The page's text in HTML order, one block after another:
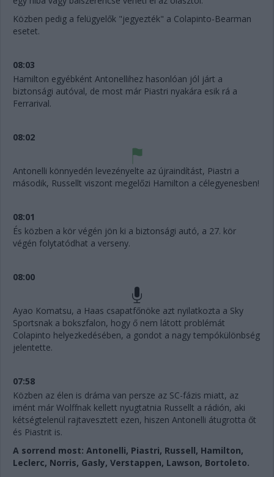
Közben pedig a felügyelők "jegyezték" a Colapinto-Bearman
esetet.
08:03
Hamilton egyébként Antonellihez hasonlóan jól járt a
biztonsági autóval, de most már Piastri nyakára esik rá a
Ferrarival.
08:02
Antonelli könnyedén levezényelte az újraindítást, Piastri a
második, Russellt viszont megelőzi Hamilton a célegyenesben!
08:01
És közben a kör végén jön ki a biztonsági autó, a 27. kör
végén folytatódhat a verseny.
08:00
Ayao Komatsu, a Haas csapatfőnöke azt nyilatkozta a Sky
Sportsnak a bokszfalon, hogy ő nem látott problémát
Colapinto helyezkedésében, a gondot a nagy tempókülönbség
jelentette.
07:58
Közben az élen is dráma van persze az SC-fázis miatt, az
imént már Wolffnak kellett nyugtatnia Russellt a rádión, aki
kétségtelenül rajtavesztett ezen, hiszen Antonelli átugrotta őt
és Piastrit is.
A sorrend most: Antonelli, Piastri, Russell, Hamilton,
Leclerc, Norris, Gasly, Verstappen, Lawson, Bortoleto.